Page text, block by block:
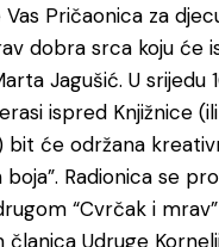
Pričaonica za
dobra srca koju će
Jagušić. U srijedu
ispred Knjižnice
bit će održana
boja”. Radionica se
“Cvrčak i
Udruge